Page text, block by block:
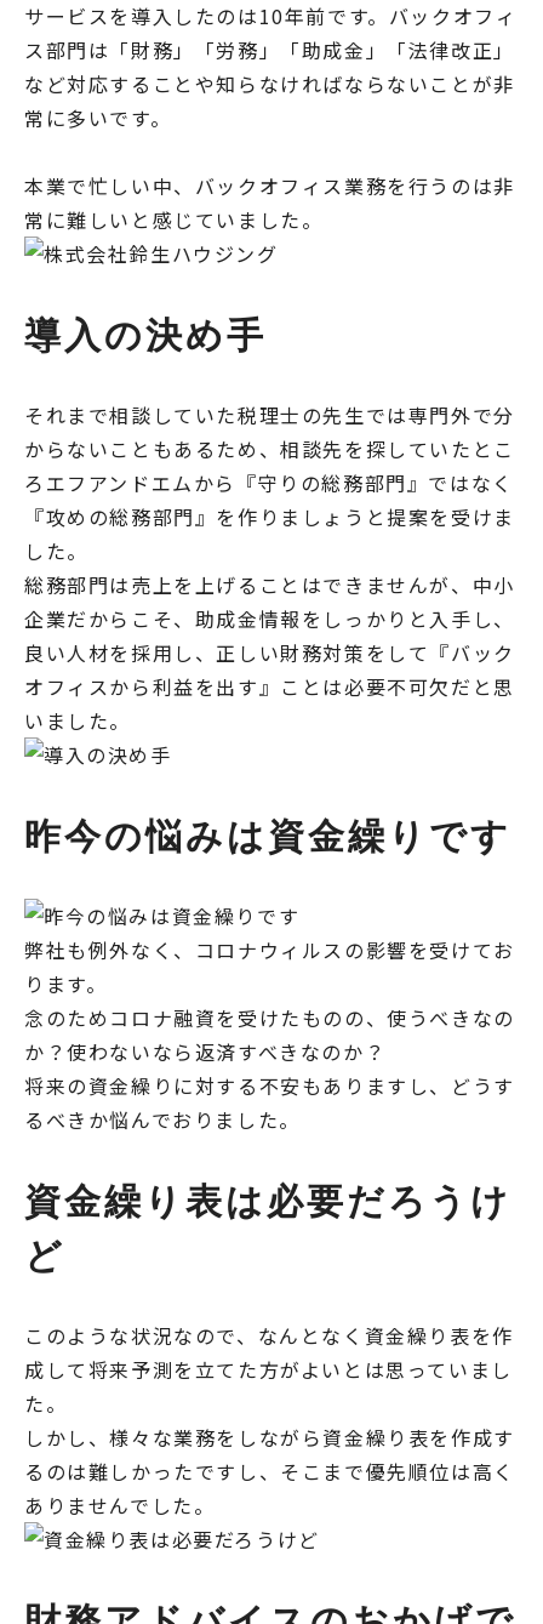
サービスを導入したのは10年前です。バックオフィ
ス部門は「財務」「労務」「助成金」「法律改正」
など対応することや知らなければならないことが非
常に多いです。
本業で忙しい中、バックオフィス業務を行うのは非
常に難しいと感じていました。
導入の決め手
それまで相談していた税理士の先生では専門外で分
からないこともあるため、相談先を探していたとこ
ろエフアンドエムから『守りの総務部門』ではなく
『攻めの総務部門』を作りましょうと提案を受けま
した。
総務部門は売上を上げることはできませんが、中小
企業だからこそ、助成金情報をしっかりと入手し、
良い人材を採用し、正しい財務対策をして『バック
オフィスから利益を出す』ことは必要不可欠だと思
いました。
昨今の悩みは資金繰りです
弊社も例外なく、コロナウィルスの影響を受けてお
ります。
念のためコロナ融資を受けたものの、使うべきなの
か？使わないなら返済すべきなのか？
将来の資金繰りに対する不安もありますし、どうす
るべきか悩んでおりました。
資金繰り表は必要だろうけ
ど
このような状況なので、なんとなく資金繰り表を作
成して将来予測を立てた方がよいとは思っていまし
た。
しかし、様々な業務をしながら資金繰り表を作成す
るのは難しかったですし、そこまで優先順位は高く
ありませんでした。